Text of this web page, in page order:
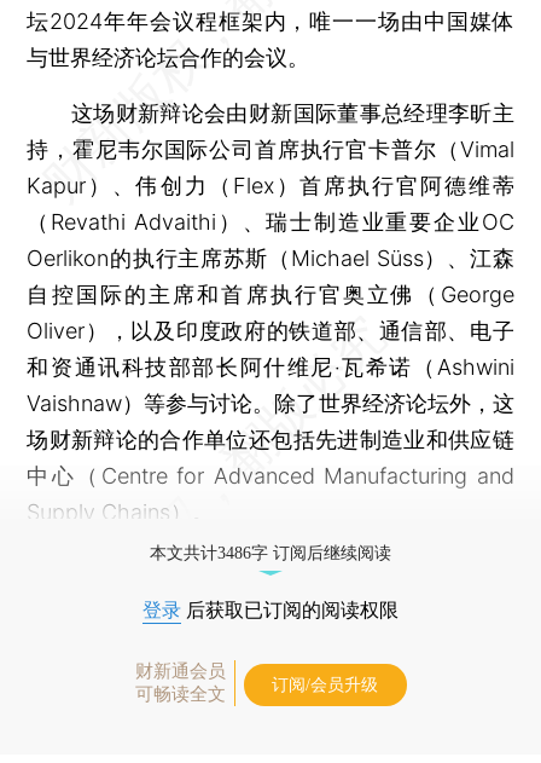
坛2024年年会议程框架内，唯一一场由中国媒体
与世界经济论坛合作的会议。
这场财新辩论会由财新国际董事总经理李昕主
持，霍尼韦尔国际公司首席执行官卡普尔（Vimal
Kapur）、伟创力（Flex）首席执行官阿德维蒂
（Revathi Advaithi）、瑞士制造业重要企业OC
Oerlikon的执行主席苏斯（Michael Süss）、江森
自控国际的主席和首席执行官奥立佛（George
Oliver），以及印度政府的铁道部、通信部、电子
和资通讯科技部部长阿什维尼‧瓦希诺（Ashwini
Vaishnaw）等参与讨论。除了世界经济论坛外，这
场财新辩论的合作单位还包括先进制造业和供应链
中心（Centre for Advanced Manufacturing and
Supply Chains）。
本文共计3486字 订阅后继续阅读
登录 后获取已订阅的阅读权限
财新通会员
可畅读全文
订阅/会员升级